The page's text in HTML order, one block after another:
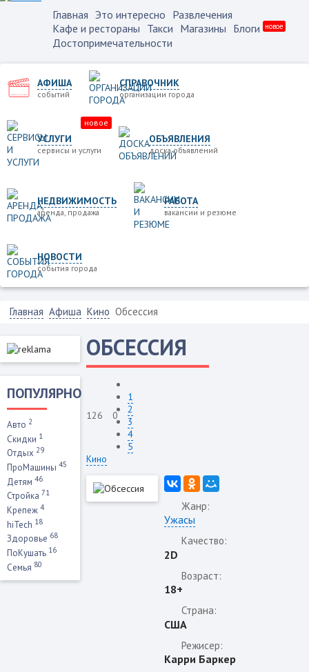
Главная Это интересно Развлечения
Кафе и рестораны Такси Магазины Блоги новое
Достопримечательности
АФИША
событий
СПРАВОЧНИК
организации города
УСЛУГИ
сервисы и услуги
новое
ОБЪЯВЛЕНИЯ
доска объявлений
НЕДВИЖИМОСТЬ
аренда, продажа
РАБОТА
вакансии и резюме
НОВОСТИ
события города
Главная Афиша Кино Обсессия
ПОПУЛЯРНО
Авто 2
Скидки 1
Отдых 29
ПроМашины 45
Детям 46
Стройка 71
Крепеж 4
hiTech 18
Здоровье 68
ПоКушать 16
Семья 80
ОБСЕССИЯ
126 0
1
2
3
4
5
Кино
Жанр:
Ужасы
Качество:
2D
Возраст:
18+
Страна:
США
Режисер:
Карри Баркер